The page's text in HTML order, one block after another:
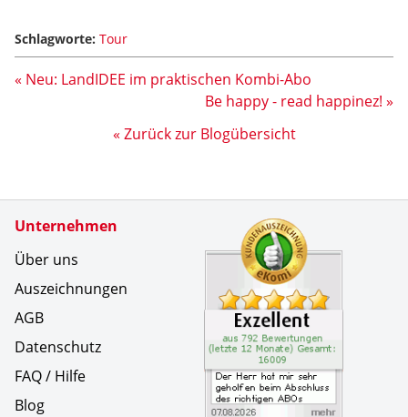
Schlagworte: Tour
« Neu: LandIDEE im praktischen Kombi-Abo
Be happy - read happinez! »
« Zurück zur Blogübersicht
Unternehmen
Über uns
Auszeichnungen
AGB
Datenschutz
FAQ / Hilfe
Blog
Zertifikate